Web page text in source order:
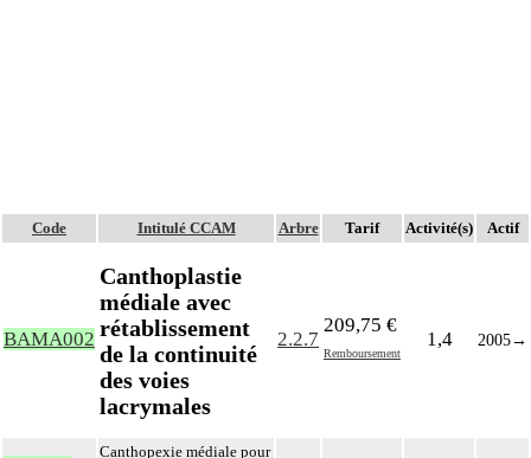
Code Intitulé CCAM Arbre Tarif Activité(s) Actif
BAMA002
Canthoplastie
médiale avec
rétablissement
de la continuité
des voies
lacrymales
2.2.7
209,75 €
Remboursement
1,4 2005→
Canthopexie médiale pour